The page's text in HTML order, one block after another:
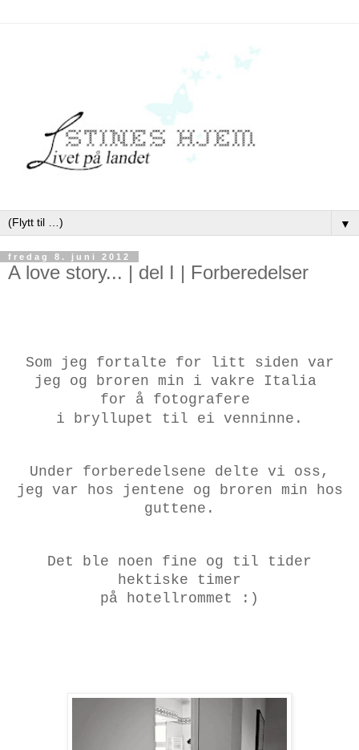
▼
fredag 8. juni 2012
A love story... | del I | Forberedelser
Som jeg fortalte for litt siden var
jeg og broren min i vakre Italia
for å fotografere
i bryllupet til ei venninne.
Under forberedelsene delte vi oss,
jeg var hos jentene og broren min hos
guttene.
Det ble noen fine og til tider
hektiske timer
på hotellrommet :)